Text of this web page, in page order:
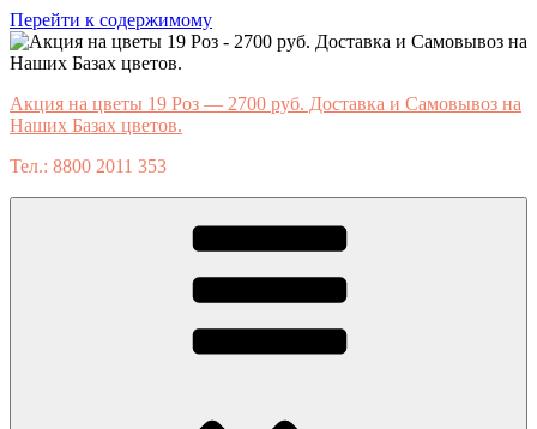
Перейти к содержимому
Акция на цветы 19 Роз — 2700 руб. Доставка и Самовывоз на
Наших Базах цветов.
Тел.: 8800 2011 353